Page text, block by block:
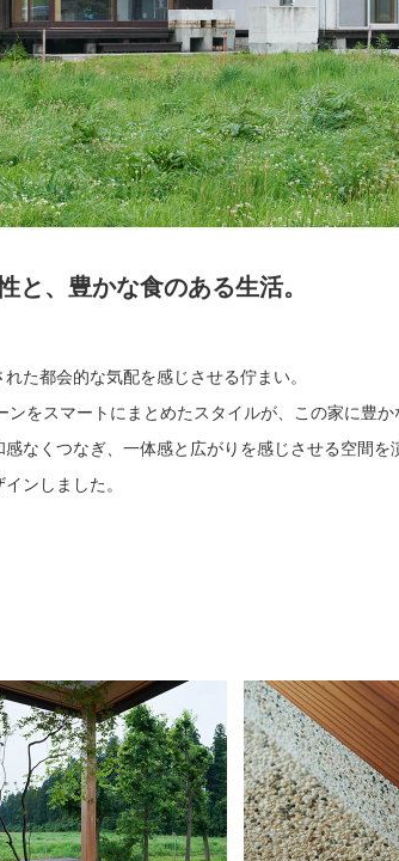
と、豊かな食のある生活。
た都会的な気配を感じさせる佇まい。
をスマートにまとめたスタイルが、この家に豊か
なくつなぎ、一体感と広がりを感じさせる空間
ンしました。